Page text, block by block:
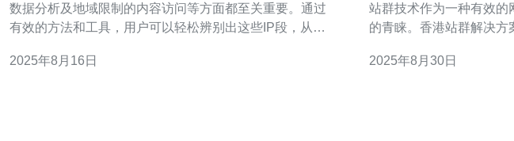
数据分析及地域限制的内容访问等方面都至关重要。通过
有效的方法和工具，用户可以轻松辨别出这些IP段，从而
识别香港原生IP段，包括使用的工具、方法以及不同场景
2025年8月16日
站群技术作为一种有效的
的青睐。香港站群解决方
户提供专业的香港站群解
2025年8月30日